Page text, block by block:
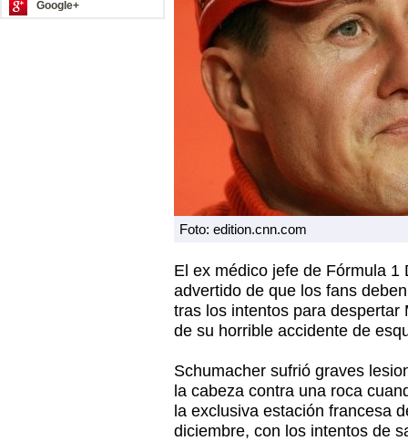
Google+
Foto: edition.cnn.com
El ex médico jefe de Fórmula 1
advertido de que los fans
tras los intentos para
de su horrible accidente de
Schumacher sufrió graves
la cabeza contra una roca
la exclusiva estación francesa
diciembre, con los intentos de